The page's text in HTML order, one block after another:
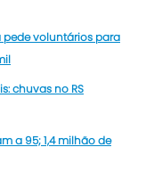
pede voluntários para
chuvas no RS
a 95; 1,4 milhão de